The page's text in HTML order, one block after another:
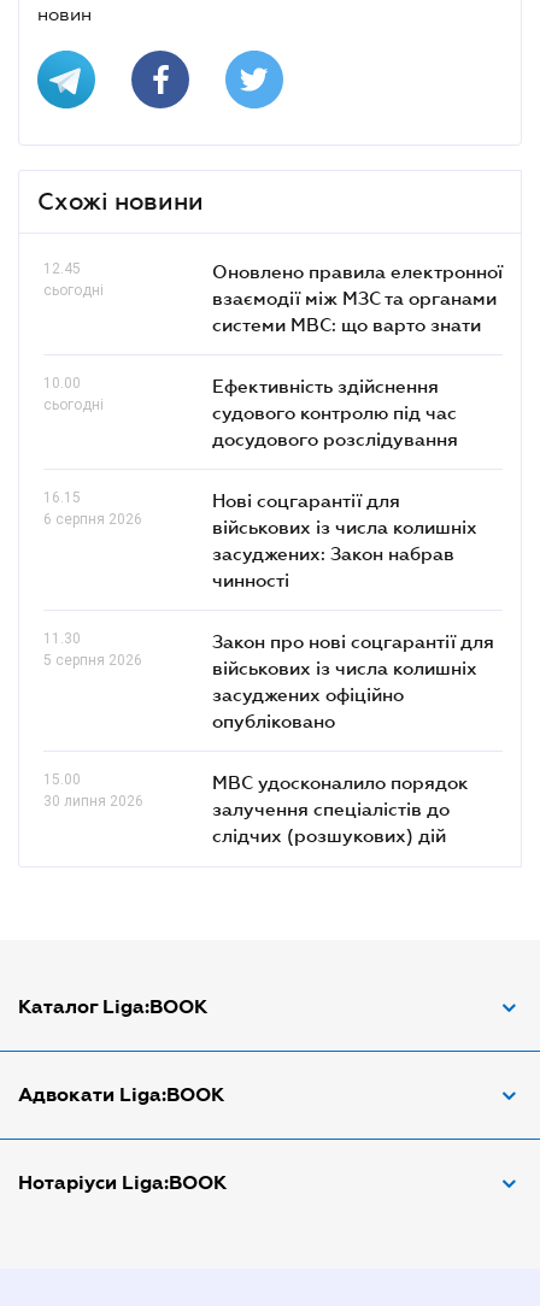
новин
Схожі новини
12.45
сьогодні
Оновлено правила електронної
взаємодії між МЗС та органами
системи МВС: що варто знати
10.00
сьогодні
Ефективність здійснення
судового контролю під час
досудового розслідування
16.15
6 серпня 2026
Нові соцгарантії для
військових із числа колишніх
засуджених: Закон набрав
чинності
11.30
5 серпня 2026
Закон про нові соцгарантії для
військових із числа колишніх
засуджених офіційно
опубліковано
15.00
30 липня 2026
МВС удосконалило порядок
залучення спеціалістів до
слідчих (розшукових) дій
Каталог Liga:BOOK
Адвокат по ДТП
Арбітражний керуючий
Адвокати Liga:BOOK
Адвокати Дніпра
Нотаріуси Liga:BOOK